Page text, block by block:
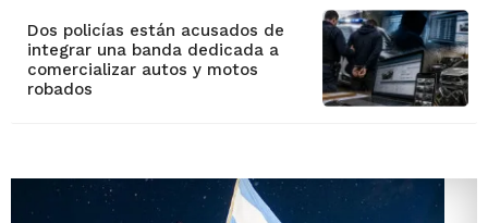
Dos policías están acusados de
integrar una banda dedicada a
comercializar autos y motos
robados